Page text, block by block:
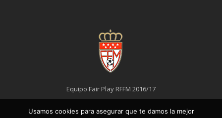
Equipo Fair Play RFFM 2016/17
Usamos cookies para asegurar que te damos la mejor